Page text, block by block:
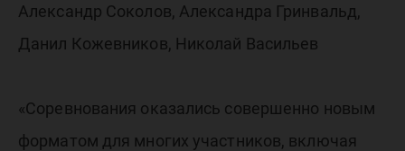
Александр Соколов, Александра Гринвальд,
Данил Кожевников, Николай Васильев
«Соревнования оказались совершенно новым
форматом для многих участников, включая